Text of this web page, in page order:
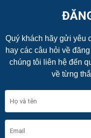
Quý khách hãy gửi yêu
hay các câu hỏi về
chúng tôi liên hệ đến
về từng